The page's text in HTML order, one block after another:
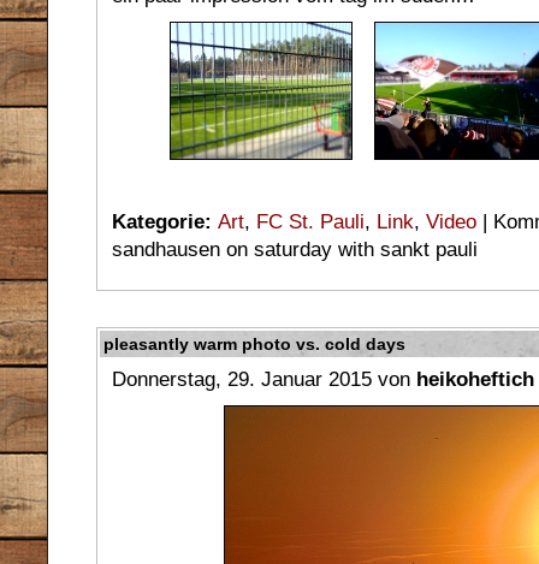
Kategorie: Art, FC St. Pauli, Link, Video |
sandhausen on saturday with sankt pauli
pleasantly warm photo vs. cold days
Donnerstag, 29. Januar 2015 von heikoheftich